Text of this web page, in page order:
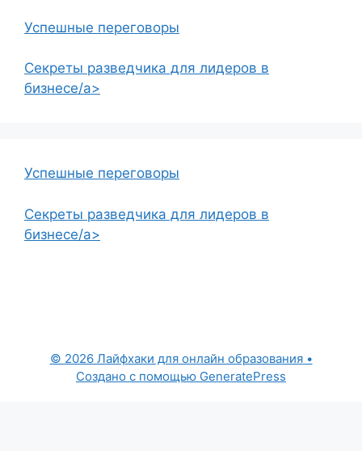
Успешные переговоры
Секреты разведчика для лидеров в
бизнесе/a>
Успешные переговоры
Секреты разведчика для лидеров в
бизнесе/a>
© 2026 Лайфхаки для онлайн образования•
Создано с помощью GeneratePress